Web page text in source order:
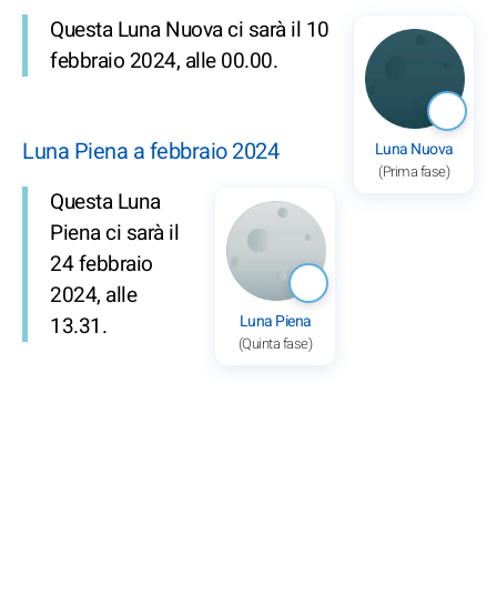
Luna Nuova
(Prima fase)
Questa Luna Nuova ci sarà il 10
febbraio 2024, alle 00.00.
Luna Piena a febbraio 2024
Luna Piena
(Quinta fase)
Questa Luna
Piena ci sarà il
24 febbraio
2024, alle
13.31.